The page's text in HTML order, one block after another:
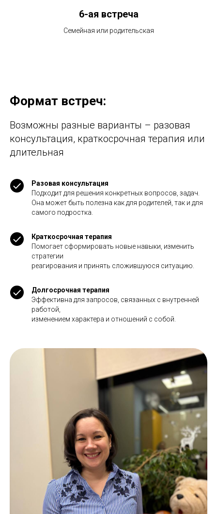
6-ая встреча
Семейная или родительская
Формат встреч:
Возможны разные варианты – разовая
консультация, краткосрочная терапия или
длительная
Разовая консультация
Подходит для решения конкретных вопросов, задач.
Она может быть полезна как для родителей, так и для
самого подростка.
Краткосрочная терапия
Помогает сформировать новые навыки, изменить
стратегии
реагирования и принять сложившуюся ситуацию.
Долгосрочная терапия
Эффективна для запросов, связанных с внутренней
работой,
изменением характера и отношений с собой.